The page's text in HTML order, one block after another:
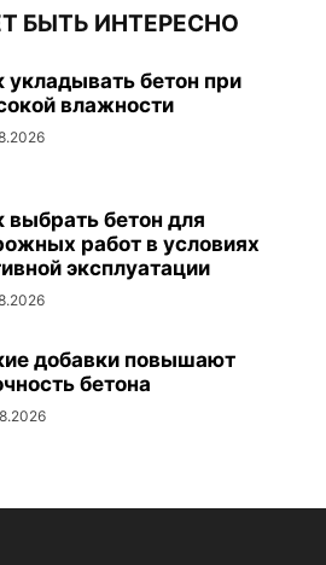
БЫТЬ ИНТЕРЕСНО
укладывать бетон при
влажности
выбрать бетон для
работ в условиях
эксплуатации
добавки повышают
бетона